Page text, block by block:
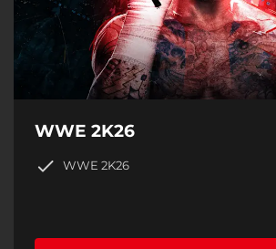
WWE 2K26
WWE 2K26